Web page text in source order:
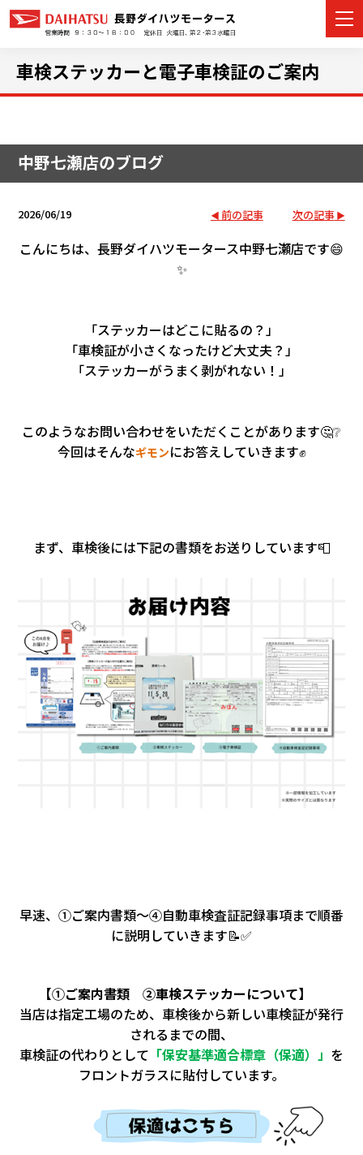
店舗情報
イベント・キャンペーン
アフターサポート
会社情報
カタ
車検ステッカーと電子車検証のご案内
中野七瀬店のブログ
2026/06/19 前の記事 次の記事
こんにちは、長野ダイハツモータース中野七瀬店です😄
✨
「ステッカーはどこに貼るの？」
「車検証が小さくなったけど大丈夫？」
「ステッカーがうまく剥がれない！」
このようなお問い合わせをいただくことがあります🤔❔
今回はそんなギモンにお答えしていきます✊
まず、車検後には下記の書類をお送りしています📮
早速、①ご案内書類～④自動車検査証記録事項まで順番
に説明していきます📝✅
【①ご案内書類 ②車検ステッカーについて】
当店は指定工場のため、車検後から新しい車検証が発行
されるまでの間、
車検証の代わりとして 「保安基準適合標章（保適）」 を
フロントガラスに貼付しています。